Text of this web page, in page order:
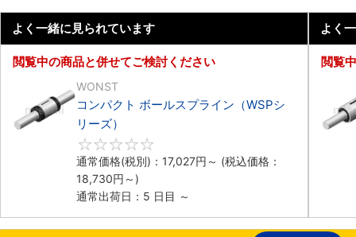
よく一緒に見られています
閲覧中の商品と併せてご検討ください
WONST
コンパクト ボールスプライン（WSPシ
リーズ）
通常価格(税別)： 17,027円 ～ (税込価格：
18,730円 ～)
通常出荷日：5 日目 ～
よく
閲覧